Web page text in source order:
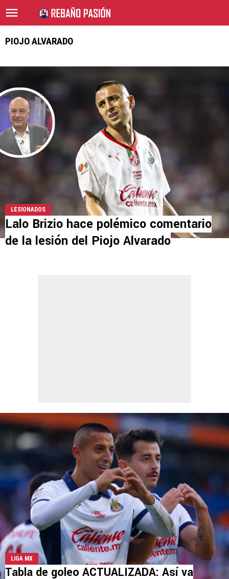
PIOJO ALVARADO
LESIONADOS
Lalo Brizio hace polémico comentario
de la lesión del Piojo Alvarado
LIGA MX
Tabla de goleo ACTUALIZADA: Así va